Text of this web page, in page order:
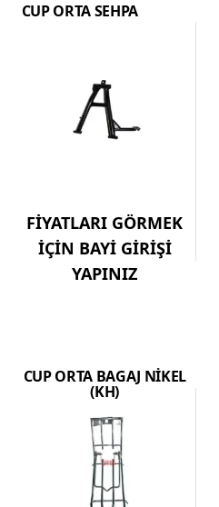
CUP ORTA SEHPA
FİYATLARI GÖRMEK
İÇİN BAYİ GİRİŞİ
YAPINIZ
CUP ORTA BAGAJ NİKEL
(KH)